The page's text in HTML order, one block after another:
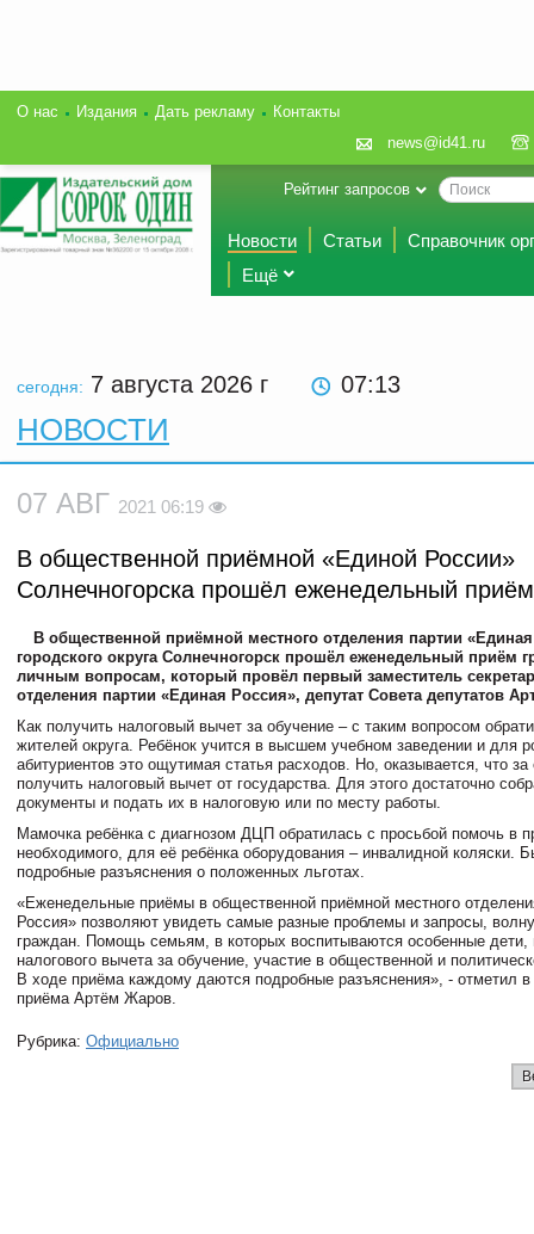
О нас Издания Дать рекламу
Контакты
news@id41.ru
Рейтинг запросов
Новости Статьи
Справочник
Ещё
сегодня: 7 августа 2026 г 07:13
НОВОСТИ
07 АВГ 2021 06:19
В общественной приёмной «Единой России»
Солнечногорска прошёл еженедельный приём
В общественной приёмной местного отделения партии
городского округа Солнечногорск прошёл еженедельный приём
личным вопросам, который провёл первый заместитель
отделения партии «Единая Россия», депутат Совета депутатов
Как получить налоговый вычет за обучение – с таким вопросом
жителей округа. Ребёнок учится в высшем учебном заведении и для
абитуриентов это ощутимая статья расходов. Но, оказывается, что
получить налоговый вычет от государства. Для этого достаточно
документы и подать их в налоговую или по месту работы.
Мамочка ребёнка с диагнозом ДЦП обратилась с просьбой помочь в
необходимого, для её ребёнка оборудования – инвалидной коляски.
подробные разъяснения о положенных льготах.
«Еженедельные приёмы в общественной приёмной местного
Россия» позволяют увидеть самые разные проблемы и запросы,
граждан. Помощь семьям, в которых воспитываются особенные дети,
налогового вычета за обучение, участие в общественной и
В ходе приёма каждому даются подробные разъяснения», - отметил
приёма Артём Жаров.
Рубрика: Официально